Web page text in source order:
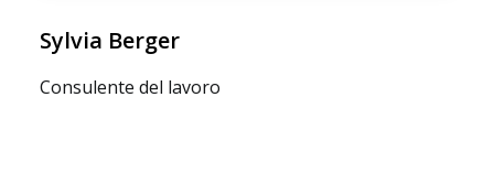
Sylvia Berger
Consulente del lavoro